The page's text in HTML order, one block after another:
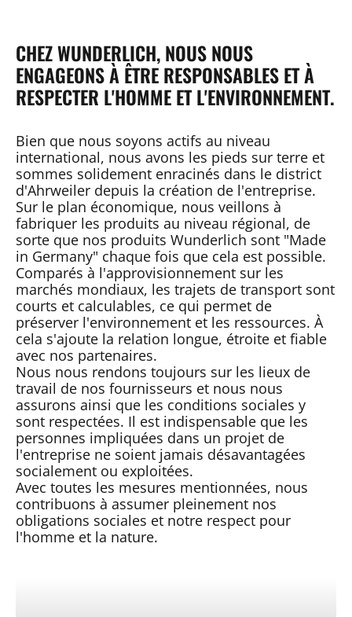
CHEZ WUNDERLICH, NOUS NOUS
ENGAGEONS À ÊTRE RESPONSABLES ET À
RESPECTER L'HOMME ET L'ENVIRONNEMENT.
Bien que nous soyons actifs au niveau
international, nous avons les pieds sur terre et
sommes solidement enracinés dans le district
d'Ahrweiler depuis la création de l'entreprise.
Sur le plan économique, nous veillons à
fabriquer les produits au niveau régional, de
sorte que nos produits Wunderlich sont "Made
in Germany" chaque fois que cela est possible.
Comparés à l'approvisionnement sur les
marchés mondiaux, les trajets de transport sont
courts et calculables, ce qui permet de
préserver l'environnement et les ressources. À
cela s'ajoute la relation longue, étroite et fiable
avec nos partenaires.
Nous nous rendons toujours sur les lieux de
travail de nos fournisseurs et nous nous
assurons ainsi que les conditions sociales y
sont respectées. Il est indispensable que les
personnes impliquées dans un projet de
l'entreprise ne soient jamais désavantagées
socialement ou exploitées.
Avec toutes les mesures mentionnées, nous
contribuons à assumer pleinement nos
obligations sociales et notre respect pour
l'homme et la nature.